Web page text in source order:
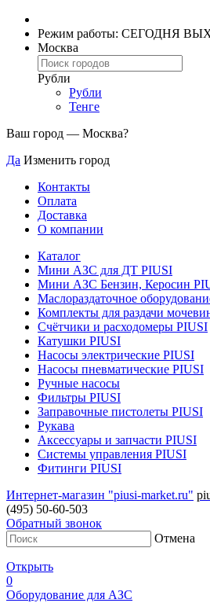
Режим работы: СЕГОДНЯ
Москва
Рубли
Рубли
Тенге
Ваш город — Москва?
Да Изменить город
Контакты
Оплата
Доставка
О компании
Каталог
Мини АЗС для ДТ PIUSI
Мини АЗС Бензин, Керосин
Маслораздаточное
Комплекты для раздачи
Счётчики и расходомеры PIUSI
Катушки PIUSI
Насосы электрические PIUSI
Насосы пневматические PIUSI
Ручные насосы
Фильтры PIUSI
Заправочные пистолеты PIUSI
Рукава
Аксессуары и запчасти PIUSI
Системы управления PIUSI
Фитинги PIUSI
Интернет-магазин "piusi-market.ru"
(495) 50-60-503
Обратный звонок
Отмена
Открыть
0
Оборудование для АЗС